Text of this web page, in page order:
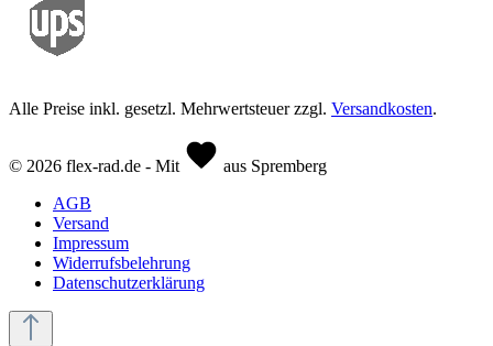
Alle Preise inkl. gesetzl. Mehrwertsteuer zzgl. Versandkosten.
© 2026 flex-rad.de - Mit
aus Spremberg
AGB
Versand
Impressum
Widerrufsbelehrung
Datenschutzerklärung